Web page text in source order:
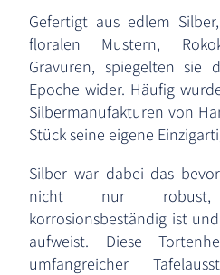
Gefertigt aus edlem
floralen Mustern,
Gravuren, spiegelten sie
Epoche wider. Häufig
Silbermanufakturen von
Stück seine eigene
Silber war dabei das
nicht nur
korrosionsbeständig ist
aufweist. Diese
umfangreicher